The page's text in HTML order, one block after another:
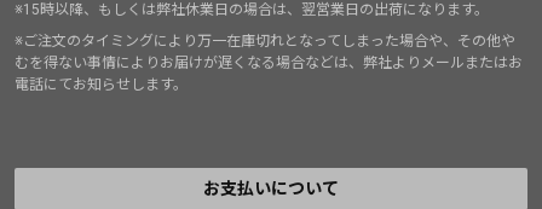
※15時以降、もしくは弊社休業日の場合は、翌営業日の出荷になります。
※ご注文のタイミングにより万一在庫切れとなってしまった場合や、その他や
むを得ない事情によりお届けが遅くなる場合などは、弊社よりメールまたはお
電話にてお知らせします。
お支払いについて